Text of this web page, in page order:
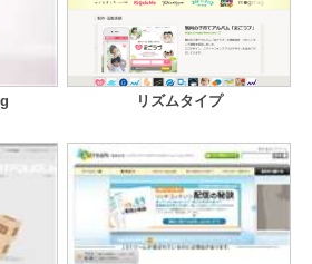
リズムタイプ